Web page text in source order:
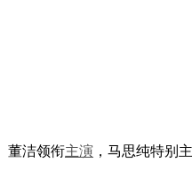
、董洁领衔主演 ，马思纯特别